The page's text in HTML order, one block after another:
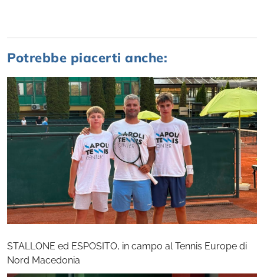
Potrebbe piacerti anche:
STALLONE ed ESPOSITO, in campo al Tennis Europe di
Nord Macedonia